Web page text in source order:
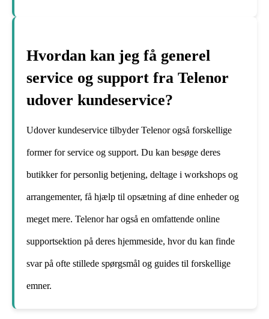
Hvordan kan jeg få generel
service og support fra Telenor
udover kundeservice?
Udover kundeservice tilbyder Telenor også forskellige
former for service og support. Du kan besøge deres
butikker for personlig betjening, deltage i workshops og
arrangementer, få hjælp til opsætning af dine enheder og
meget mere. Telenor har også en omfattende online
supportsektion på deres hjemmeside, hvor du kan finde
svar på ofte stillede spørgsmål og guides til forskellige
emner.